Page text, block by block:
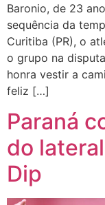
Baronio, de 23
sequência da
Curitiba (PR), o
o grupo na
honra vestir a
feliz […]
Paraná
do
Dip